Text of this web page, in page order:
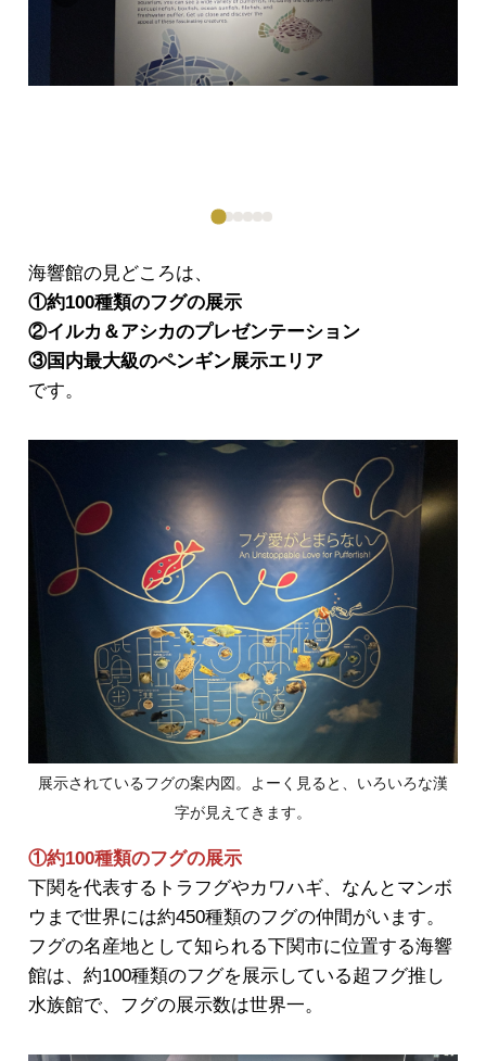
海響館の見どころは、
①約100種類のフグの展示
②イルカ＆アシカのプレゼンテーション
③国内最大級のペンギン展示エリア
です。
展示されているフグの案内図。よーく見ると、いろいろな漢
字が見えてきます。
①約100種類のフグの展示
下関を代表するトラフグやカワハギ、なんとマンボ
ウまで世界には約450種類のフグの仲間がいます。
フグの名産地として知られる下関市に位置する海響
館は、約100種類のフグを展示している超フグ推し
水族館で、フグの展示数は世界一。